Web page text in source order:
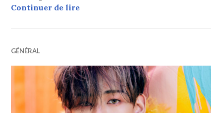
Continuer de lireBAMBAM (GOT7) signe dans une
GÉNÉRAL